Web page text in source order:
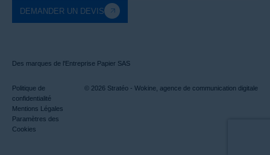
DEMANDER UN DEVIS
Des marques de l'Entreprise Papier SAS
Politique de
confidentialité
Mentions Légales
Paramètres des
Cookies
© 2026 Stratéo - Wokine, agence de communication digitale